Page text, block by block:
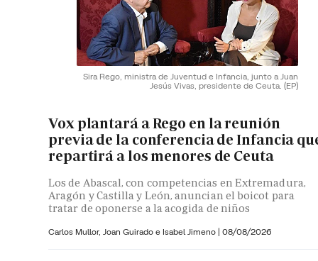
Sira Rego, ministra de Juventud e Infancia, junto a Juan
Jesús Vivas, presidente de Ceuta. (EP)
Vox plantará a Rego en la reunión
previa de la conferencia de Infancia
repartirá a los menores de Ceuta
Los de Abascal, con competencias en Extremadura,
Aragón y Castilla y León, anuncian el boicot para
tratar de oponerse a la acogida de niños
Carlos Mullor, Joan Guirado e Isabel Jimeno | 08/08/2026